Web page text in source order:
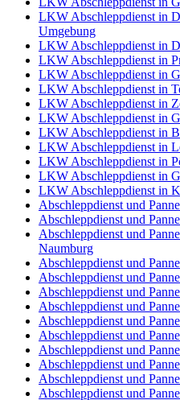
LKW Abschleppdienst in
Umgebung
LKW Abschleppdienst in
LKW Abschleppdienst in
LKW Abschleppdienst in
LKW Abschleppdienst in
LKW Abschleppdienst in
LKW Abschleppdienst in
LKW Abschleppdienst in
LKW Abschleppdienst in
LKW Abschleppdienst in
LKW Abschleppdienst in
LKW Abschleppdienst in
Abschleppdienst und
Abschleppdienst und
Abschleppdienst und
Naumburg
Abschleppdienst und
Abschleppdienst und
Abschleppdienst und
Abschleppdienst und
Abschleppdienst und
Abschleppdienst und
Abschleppdienst und
Abschleppdienst und
Abschleppdienst und
Abschleppdienst und